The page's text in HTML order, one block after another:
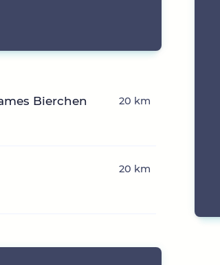
Bierchen 20 km
20 km